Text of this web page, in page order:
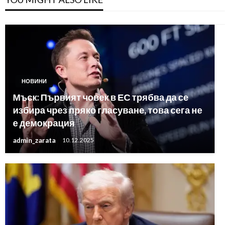
НОВИНИ
Мъск: Първият човек в ЕС трябва да се
избира чрез пряко гласуване, това сега не
е демокрация
admin_zarata 10.12.2025